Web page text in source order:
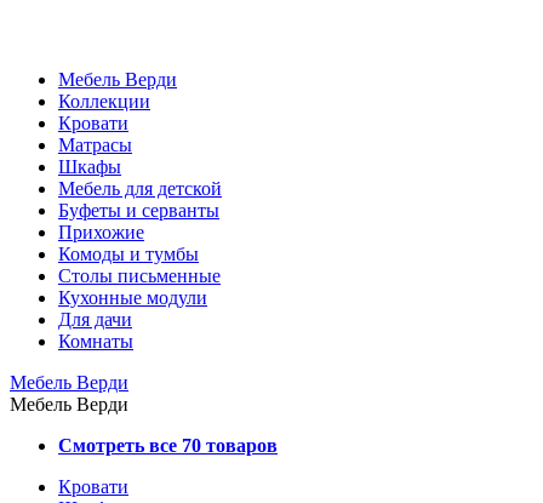
Мебель Верди
Коллекции
Кровати
Матрасы
Шкафы
Мебель для детской
Буфеты и серванты
Прихожие
Комоды и тумбы
Столы письменные
Кухонные модули
Для дачи
Комнаты
Мебель Верди
Мебель Верди
Смотреть все 70 товаров
Кровати